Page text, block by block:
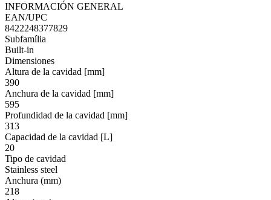
INFORMACIÓN GENERAL
EAN/UPC
8422248377829
Subfamília
Built-in
Dimensiones
Altura de la cavidad [mm]
390
Anchura de la cavidad [mm]
595
Profundidad de la cavidad [mm]
313
Capacidad de la cavidad [L]
20
Tipo de cavidad
Stainless steel
Anchura (mm)
218